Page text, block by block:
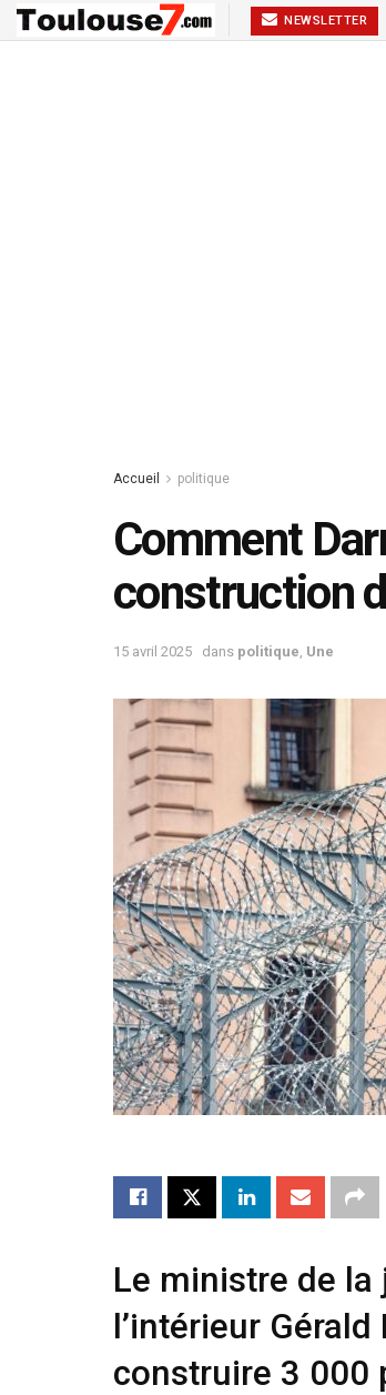
NEWSLETTER
Accueil politique
Comment
construction
15 avril 2025 dans politique Une
Le ministre de
l’intérieur
construire 3 000